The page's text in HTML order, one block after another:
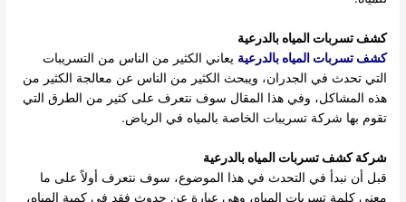
كشف تسربات المياه بالدرعية
كشف تسربات المياه بالدرعية يعاني الكثير من الناس من التسريبات
التي تحدث في الجدران، ويبحث الكثير من الناس عن معالجة الكثير من
هذه المشاكل، وفي هذا المقال سوف نتعرف على كثير من الطرق التي
تقوم بها شركة تسريبات الخاصة بالمياه في الرياض.
شركة كشف تسربات المياه بالدرعية
قبل أن نبدأ في التحدث في هذا الموضوع، سوف نتعرف أولاً على ما
معني كلمة تسربات المياه، وهي عبارة عن حدوث فقد في كمية المياه،